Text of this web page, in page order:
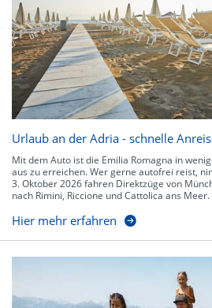
Urlaub an der Adria - schnelle
Mit dem Auto ist die Emilia Romagna in
aus zu erreichen. Wer gerne autofrei reist,
3. Oktober 2026 fahren Direktzüge von
nach Rimini, Riccione und Cattolica ans Meer.
Hier mehr erfahren